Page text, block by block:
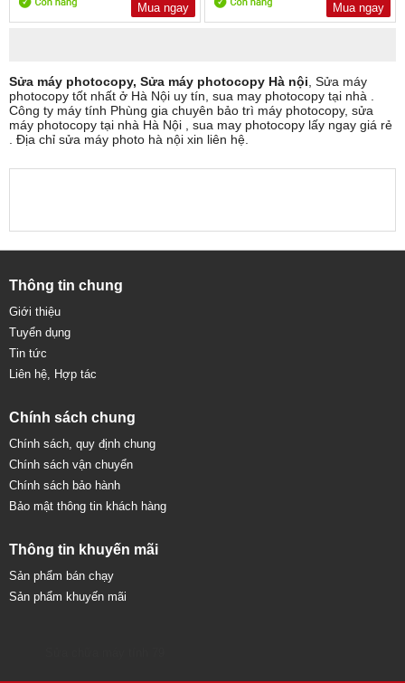
Mua ngay
Mua ngay
Sửa máy photocopy, Sửa máy photocopy Hà nội , Sửa máy
photocopy tốt nhất ở Hà Nội uy tín, sua may photocopy tại nhà .
Công ty máy tính Phùng gia chuyên bảo trì máy photocopy, sửa
máy photocopy tại nhà Hà Nội , sua may photocopy lấy ngay giá rẻ
. Địa chỉ sửa máy photo hà nội xin liên hệ.
Thông tin chung
Giới thiệu
Tuyển dụng
Tin tức
Liên hệ, Hợp tác
Chính sách chung
Chính sách, quy định chung
Chính sách vận chuyển
Chính sách bảo hành
Bảo mật thông tin khách hàng
Thông tin khuyến mãi
Sản phẩm bán chạy
Sản phẩm khuyến mãi